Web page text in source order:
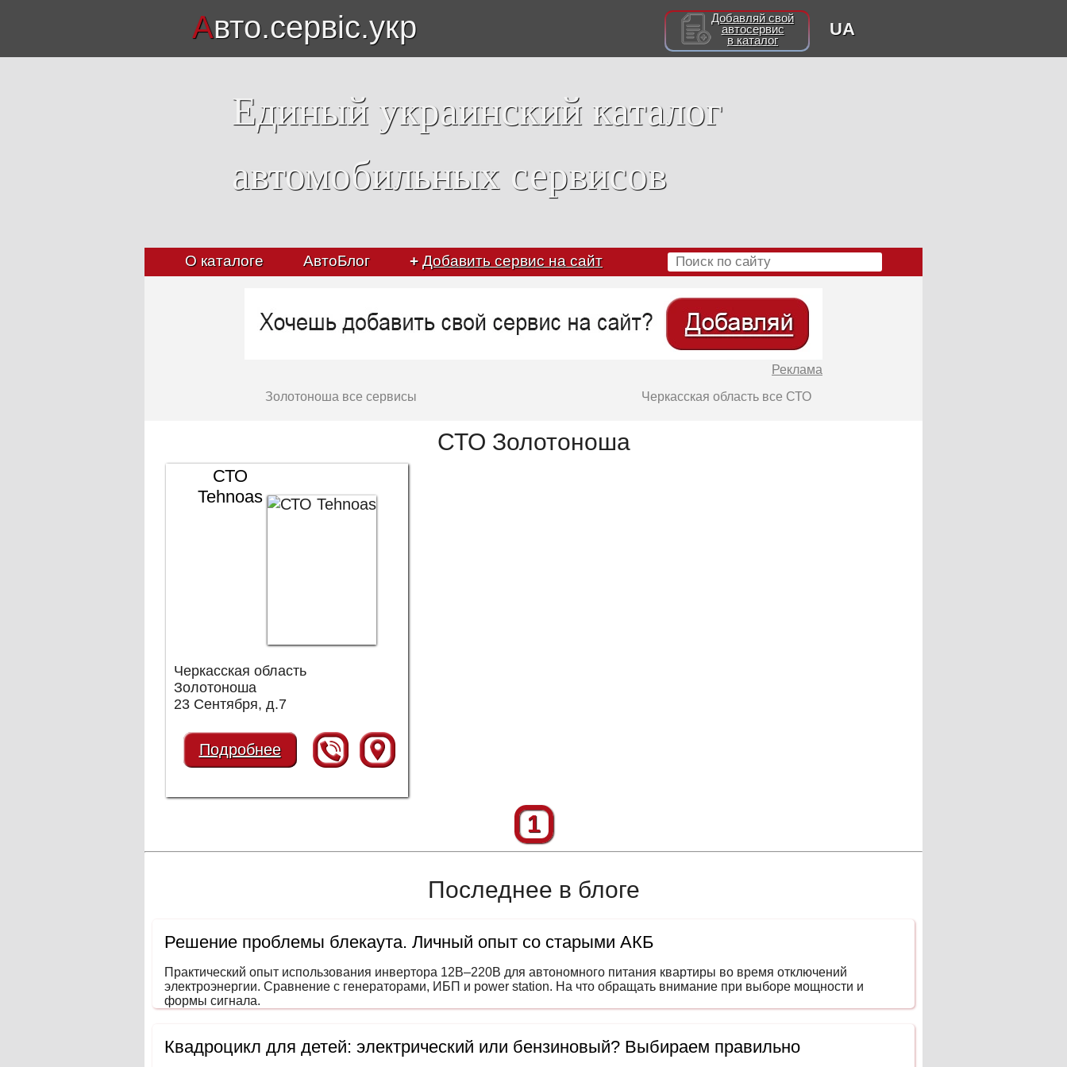
Авто.сервіс.укр
Добавляй свой
автосервис
в каталог
UA
Единый украинский каталог
автомобильных сервисов
О каталоге АвтоБлог + Добавить сервис на сайт
Реклама
Золотоноша все сервисы
Черкасская область все СТО
СТО Золотоноша
СТО
Tehnoas
Черкасская область
Золотоноша
23 Сентября, д.7
Подробнее
1
Последнее в блоге
Решение проблемы блекаута. Личный опыт со старыми АКБ
Практический опыт использования инвертора 12В–220В для автономного питания квартиры во время отключений
электроэнергии. Сравнение с генераторами, ИБП и power station. На что обращать внимание при выборе мощности и
формы сигнала.
Квадроцикл для детей: электрический или бензиновый? Выбираем правильно